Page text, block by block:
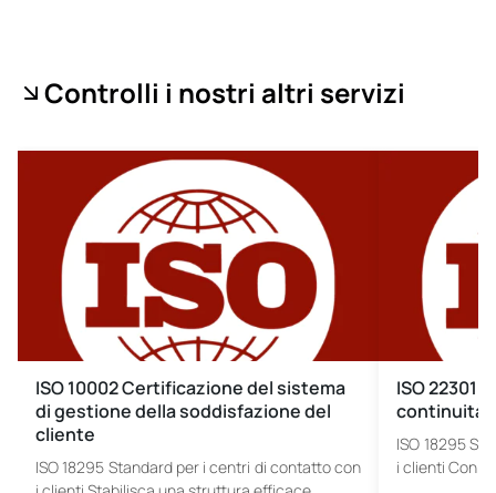
Controlli i nostri altri servizi
ISO 10002 Certificazione del sistema
di gestione della soddisfazione del
cliente
ISO 18295 Standard per i centri di contatto con
ISO 22301
continuità
ISO 18295
i clienti Con